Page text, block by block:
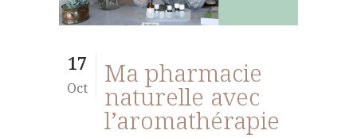
17
Oct Ma pharmacie
naturelle avec
l’aromathérapie